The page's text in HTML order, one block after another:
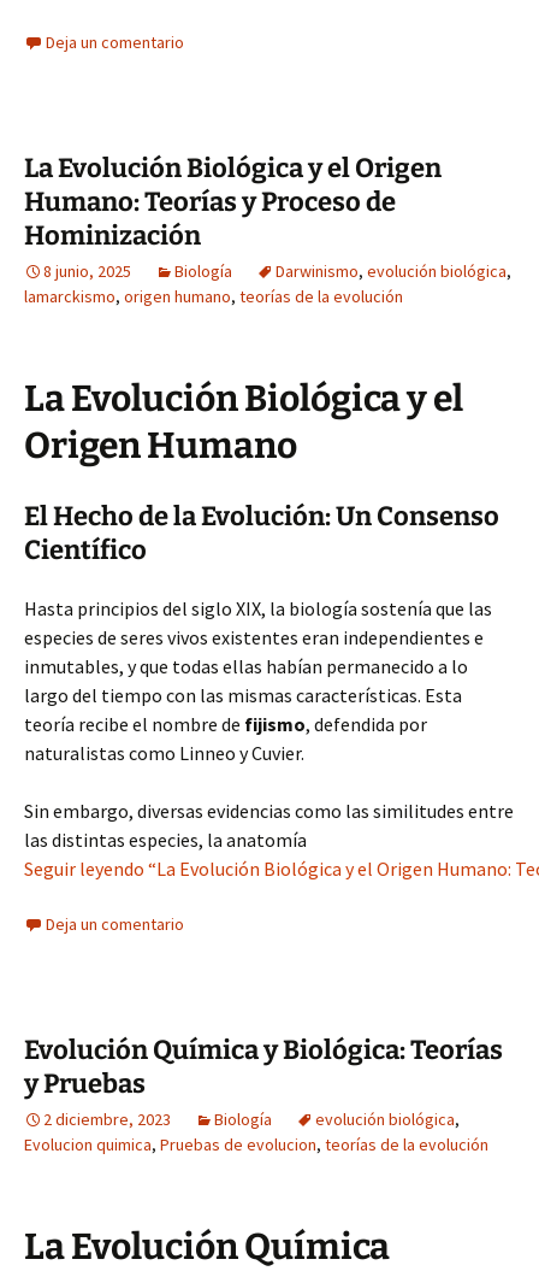
Deja un comentario
La Evolución Biológica y el Origen
Humano: Teorías y Proceso de
Hominización
8 junio, 2025 Biología Darwinismo, evolución biológica,
lamarckismo, origen humano, teorías de la evolución
La Evolución Biológica y el
Origen Humano
El Hecho de la Evolución: Un Consenso
Científico
Hasta principios del siglo XIX, la biología sostenía que las
especies de seres vivos existentes eran independientes e
inmutables, y que todas ellas habían permanecido a lo
largo del tiempo con las mismas características. Esta
teoría recibe el nombre de fijismo, defendida por
naturalistas como Linneo y Cuvier.
Sin embargo, diversas evidencias como las similitudes entre
las distintas especies, la anatomía
Seguir leyendo “La Evolución Biológica y el Origen Humano:
Deja un comentario
Evolución Química y Biológica: Teorías
y Pruebas
2 diciembre, 2023 Biología evolución biológica,
Evolucion quimica, Pruebas de evolucion, teorías de la evolución
La Evolución Química